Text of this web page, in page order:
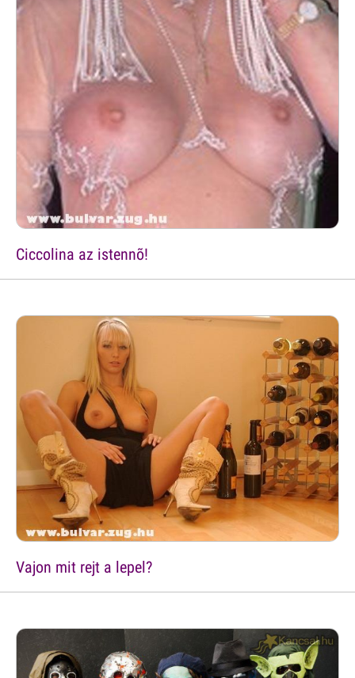
Ciccolina az istennõ!
Vajon mit rejt a lepel?